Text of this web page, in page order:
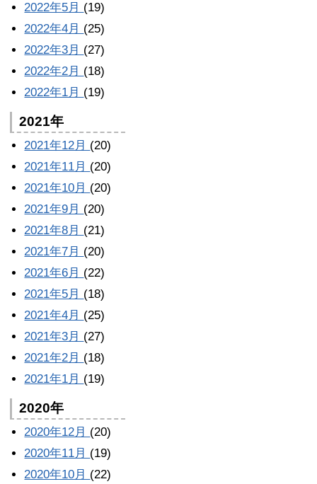
2022年5月 (19)
2022年4月 (25)
2022年3月 (27)
2022年2月 (18)
2022年1月 (19)
2021年
2021年12月 (20)
2021年11月 (20)
2021年10月 (20)
2021年9月 (20)
2021年8月 (21)
2021年7月 (20)
2021年6月 (22)
2021年5月 (18)
2021年4月 (25)
2021年3月 (27)
2021年2月 (18)
2021年1月 (19)
2020年
2020年12月 (20)
2020年11月 (19)
2020年10月 (22)